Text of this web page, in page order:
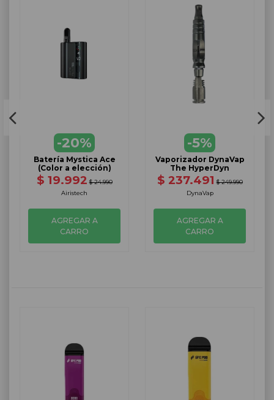
-20%
Batería Mystica Ace
(Color a elección)
$ 19.992 $ 24.990
Airistech
AGREGAR A
CARRO
-5%
Vaporizador DynaVap
The HyperDyn
$ 237.491 $ 249.990
DynaVap
AGREGAR A
CARRO